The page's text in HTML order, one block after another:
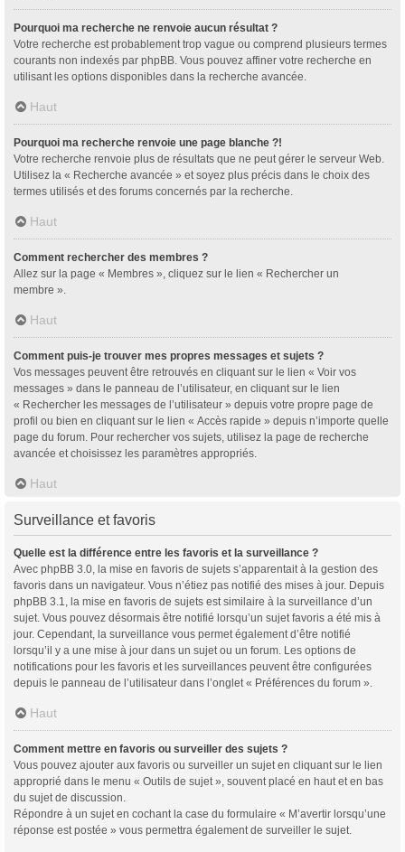
Pourquoi ma recherche ne renvoie aucun résultat ?
Votre recherche est probablement trop vague ou comprend plusieurs termes
courants non indexés par phpBB. Vous pouvez affiner votre recherche en
utilisant les options disponibles dans la recherche avancée.
Haut
Pourquoi ma recherche renvoie une page blanche ?!
Votre recherche renvoie plus de résultats que ne peut gérer le serveur Web.
Utilisez la « Recherche avancée » et soyez plus précis dans le choix des
termes utilisés et des forums concernés par la recherche.
Haut
Comment rechercher des membres ?
Allez sur la page « Membres », cliquez sur le lien « Rechercher un
membre ».
Haut
Comment puis-je trouver mes propres messages et sujets ?
Vos messages peuvent être retrouvés en cliquant sur le lien « Voir vos
messages » dans le panneau de l’utilisateur, en cliquant sur le lien
« Rechercher les messages de l’utilisateur » depuis votre propre page de
profil ou bien en cliquant sur le lien « Accès rapide » depuis n’importe quelle
page du forum. Pour rechercher vos sujets, utilisez la page de recherche
avancée et choisissez les paramètres appropriés.
Haut
Surveillance et favoris
Quelle est la différence entre les favoris et la surveillance ?
Avec phpBB 3.0, la mise en favoris de sujets s’apparentait à la gestion des
favoris dans un navigateur. Vous n’étiez pas notifié des mises à jour. Depuis
phpBB 3.1, la mise en favoris de sujets est similaire à la surveillance d’un
sujet. Vous pouvez désormais être notifié lorsqu’un sujet favoris a été mis à
jour. Cependant, la surveillance vous permet également d’être notifié
lorsqu’il y a une mise à jour dans un sujet ou un forum. Les options de
notifications pour les favoris et les surveillances peuvent être configurées
depuis le panneau de l’utilisateur dans l’onglet « Préférences du forum ».
Haut
Comment mettre en favoris ou surveiller des sujets ?
Vous pouvez ajouter aux favoris ou surveiller un sujet en cliquant sur le lien
approprié dans le menu « Outils de sujet », souvent placé en haut et en bas
du sujet de discussion.
Répondre à un sujet en cochant la case du formulaire « M’avertir lorsqu’une
réponse est postée » vous permettra également de surveiller le sujet.